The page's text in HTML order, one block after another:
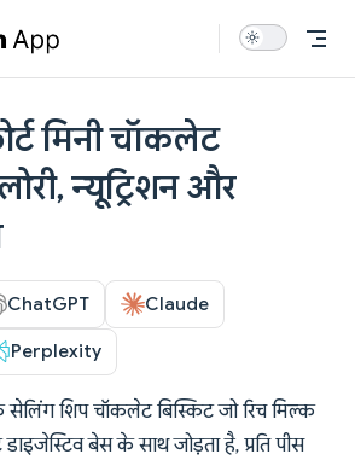
मिनी चॉकलेट
न्यूट्रिशन और
ChatGPT Claude
Perplexity
शिप चॉकलेट बिस्किट जो रिच मिल्क
बेस के साथ जोड़ता है, प्रति पीस